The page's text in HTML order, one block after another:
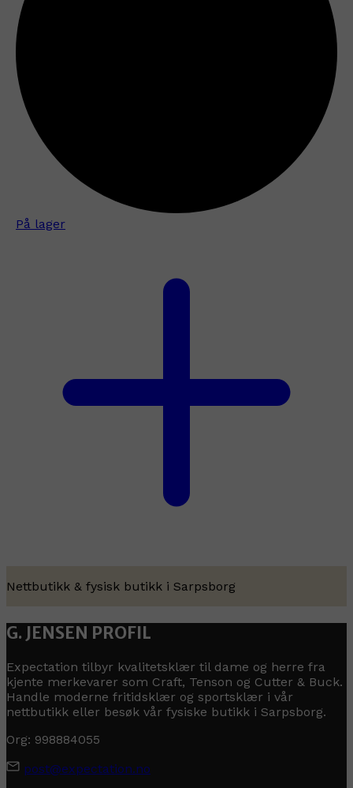
På lager
Nettbutikk & fysisk butikk i Sarpsborg
G. JENSEN PROFIL
Expectation tilbyr kvalitetsklær til dame og herre fra
kjente merkevarer som Craft, Tenson og Cutter & Buck.
Handle moderne fritidsklær og sportsklær i vår
nettbutikk eller besøk vår fysiske butikk i Sarpsborg.
Org: 998884055
post@expectation.no